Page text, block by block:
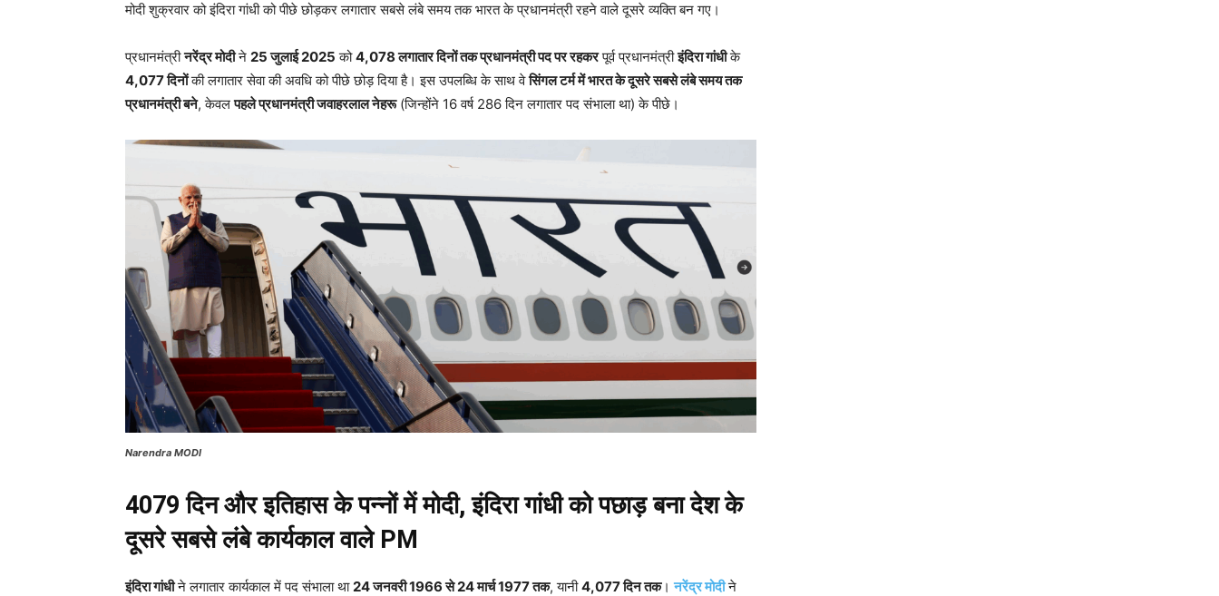
मोदी शुक्रवार को इंदिरा गांधी को पीछे छोड़कर लगातार सबसे लंबे समय तक भारत के प्रधानमंत्री रहने वाले दूसरे व्यक्ति बन गए।
प्रधानमंत्रीनरेंद्र मोदीने 25 जुलाई 2025 को4,078 लगातार दिनों तक प्रधानमंत्री पद पर रहकरपूर्व प्रधानमंत्रीइंदिरा गांधीके
4,077 दिनोंकी लगातार सेवा की अवधि को पीछे छोड़ दिया है। इस उपलब्धि के साथ वेसिंगल टर्म में भारत के दूसरे सबसे लंबे समय तक
प्रधानमंत्री बने, केवलपहले प्रधानमंत्री जवाहरलाल नेहरू(जिन्होंने 16 वर्ष 286 दिन लगातार पद संभाला था) के पीछे।
Narendra MODI
4079 दिन और इतिहास के पन्नों में मोदी, इंदिरा गांधी को पछाड़ बना देश के
दूसरे सबसे लंबे कार्यकाल वाले PM
इंदिरा गांधीने लगातार कार्यकाल में पद संभाला था24 जनवरी 1966 से 24 मार्च 1977 तक, यानी4,077 दिन तक।नरेंद्र मोदीने